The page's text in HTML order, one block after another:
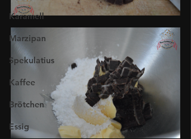
Karamell
Marzipan
Spekulatius
Kaffee
Brötchen
Essig